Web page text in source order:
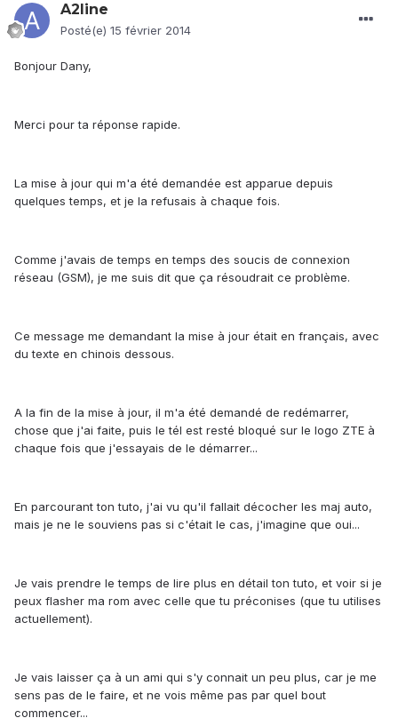
A2line
Posté(e) 15 février 2014
Bonjour Dany,
Merci pour ta réponse rapide.
La mise à jour qui m'a été demandée est apparue depuis
quelques temps, et je la refusais à chaque fois.
Comme j'avais de temps en temps des soucis de connexion
réseau (GSM), je me suis dit que ça résoudrait ce problème.
Ce message me demandant la mise à jour était en français, avec
du texte en chinois dessous.
A la fin de la mise à jour, il m'a été demandé de redémarrer,
chose que j'ai faite, puis le tél est resté bloqué sur le logo ZTE à
chaque fois que j'essayais de le démarrer...
En parcourant ton tuto, j'ai vu qu'il fallait décocher les maj auto,
mais je ne le souviens pas si c'était le cas, j'imagine que oui...
Je vais prendre le temps de lire plus en détail ton tuto, et voir si je
peux flasher ma rom avec celle que tu préconises (que tu utilises
actuellement).
Je vais laisser ça à un ami qui s'y connait un peu plus, car je me
sens pas de le faire, et ne vois même pas par quel bout
commencer...